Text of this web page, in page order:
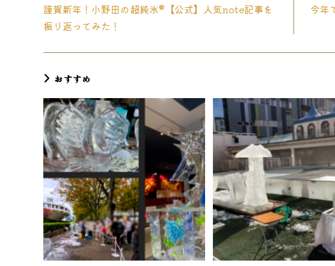
他
の
む
謹賀新年！小野田の超純氷®【公式】人気note記事を
振り返ってみた！
今年
おすすめ